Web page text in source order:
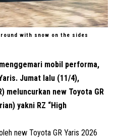
with snow on the sides
mobil performa,
Jumat lalu (11/4),
) meluncurkan new Toyota GR
yakni RZ “High
new Toyota GR Yaris 2026